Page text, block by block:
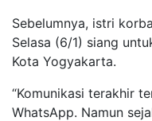
Sebelumnya, istri
Selasa (6/1) siang
Kota Yogyakarta.
“Komunikasi terakhir
WhatsApp. Namun